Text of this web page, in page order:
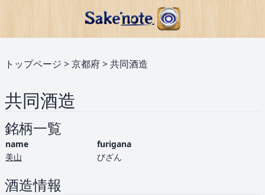
トップページ >京都府>共同酒造
共同酒造
銘柄一覧
name
furigana
美山
びざん
酒造情報